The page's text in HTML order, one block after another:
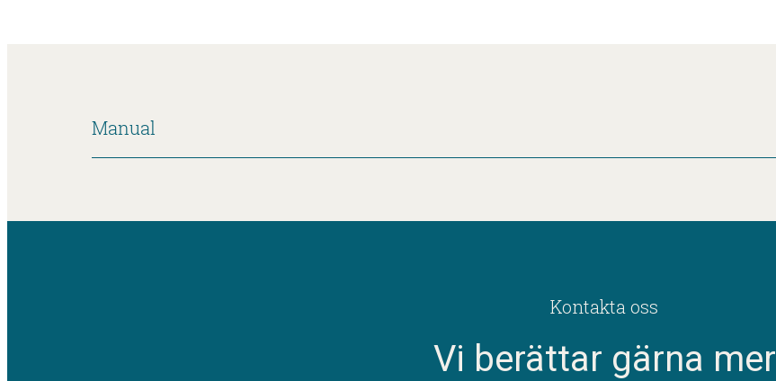
Manual
Kontakta oss
Vi berättar gärna mer